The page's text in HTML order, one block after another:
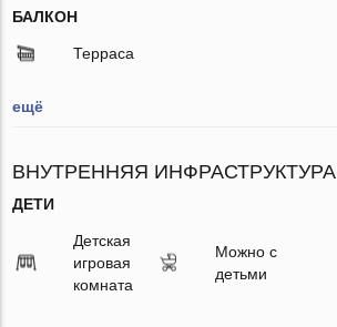
БАЛКОН
Терраса
ещё
ВНУТРЕННЯЯ ИНФРАСТРУКТУРА
ДЕТИ
Детская
игровая
комната
Можно с
детьми